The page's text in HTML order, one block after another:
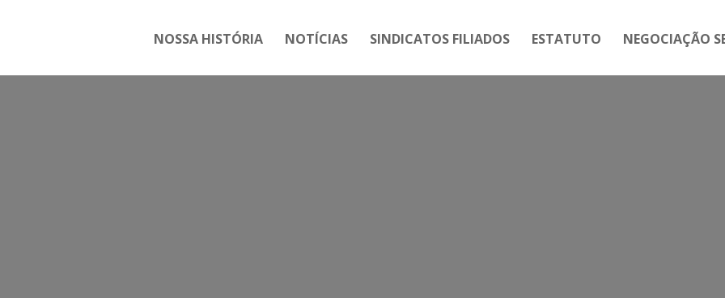
NOSSA HISTÓRIA NOTÍCIAS SINDICATOS FILIADOS ESTATUTO NEGOCIAÇÃO